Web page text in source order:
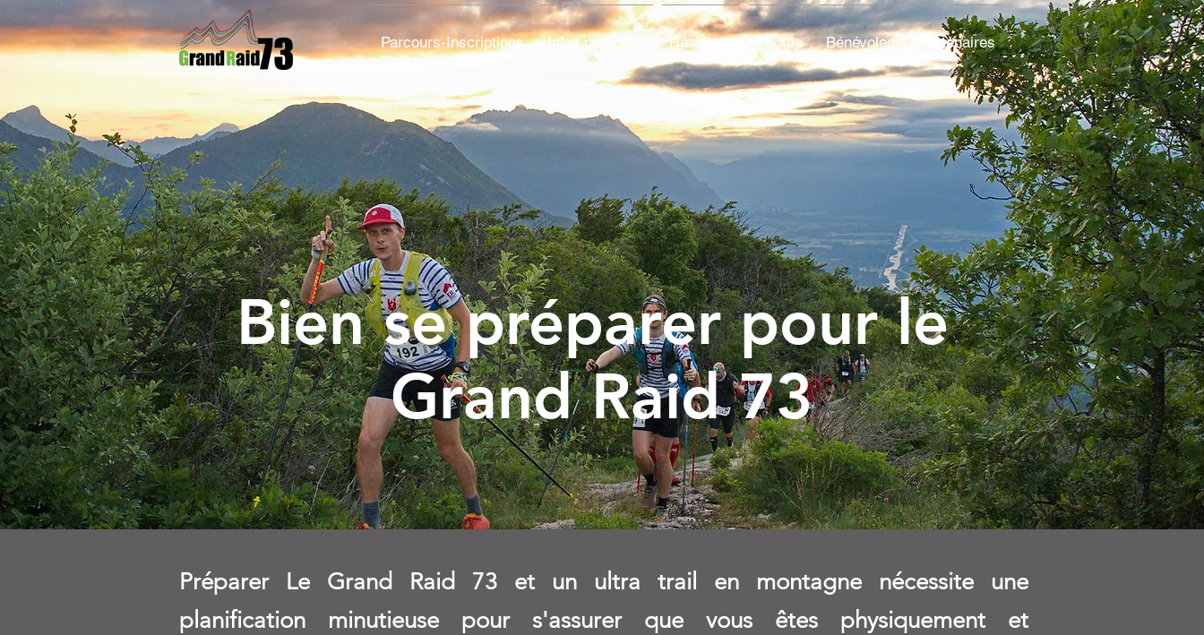
Parcours-Inscriptions Infos pratiques Résultats Photos Bénévoles Partenaires
Bien se préparer pour le
Grand Raid 73
Préparer Le Grand Raid 73 et un ultra trail en montagne nécessite une
planification minutieuse pour s'assurer que vous êtes physiquement et